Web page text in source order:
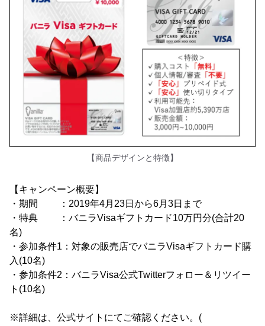
【商品デザインと特徴】
【キャンペーン概要】
・期間 ：2019年4月23日から6月3日まで
・特典 ：バニラVisaギフトカード10万円分(合計20
名)
・参加条件1：対象の販売店でバニラVisaギフトカード購
入(10名)
・参加条件2：バニラVisa公式Twitterフォロー＆リツイー
ト(10名)
※詳細は、公式サイトにてご確認ください。(